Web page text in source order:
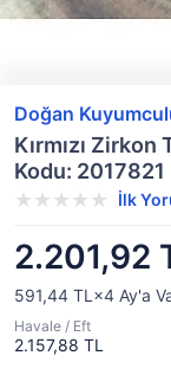
Doğan
Kırmızı
Kodu: 2017821
İlk
2.201,92
591,44 TL×4 Ay'a
Havale / Eft
2.157,88 TL